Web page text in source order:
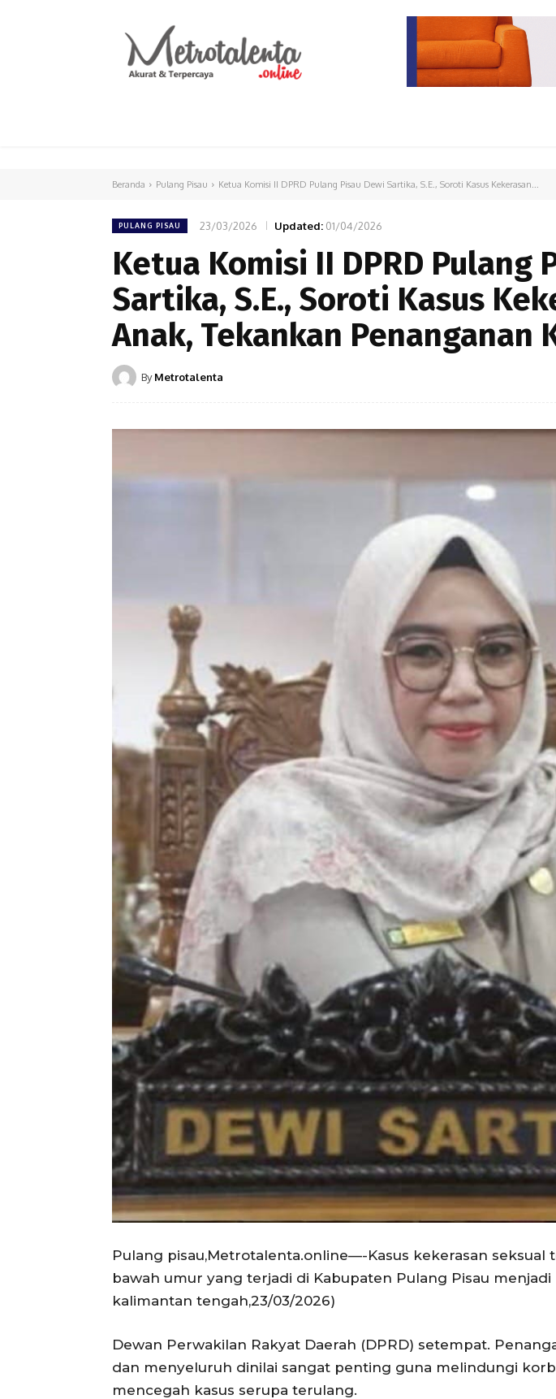
Beranda Pulang Pisau Ketua Komisi II DPRD Pulang Pisau Dewi Sartika, S.E., Soroti Kasus Kekerasan...
PULANG PISAU 23/03/2026 Updated: 01/04/2026
Ketua Komisi II DPRD Pulang
Sartika, S.E., Soroti Kasus
Anak, Tekankan Penanganan
By Metrotalenta
Pulang pisau,Metrotalenta.online—-Kasus kekerasan seksual
bawah umur yang terjadi di Kabupaten Pulang Pisau
kalimantan tengah,23/03/2026)
Dewan Perwakilan Rakyat Daerah (DPRD) setempat.
dan menyeluruh dinilai sangat penting guna melindungi
mencegah kasus serupa terulang.